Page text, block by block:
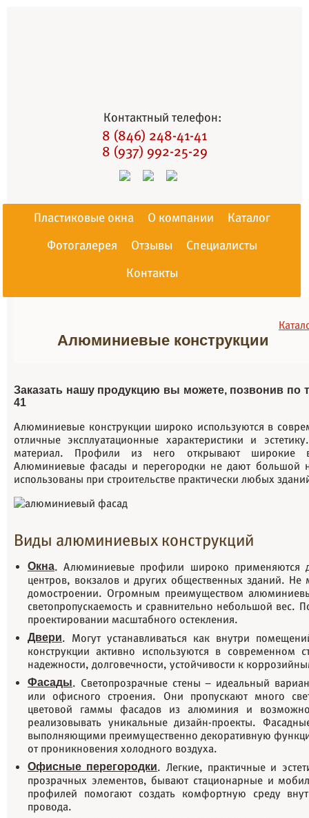
Контактный телефон:
8 (846) 248-41-41
8 (937) 992-25-29
Пластиковые окна О компании
Каталог
Фотогалерея
Отзывы
Специалисты
Контакты
Алюминиевые конструкции
Заказать нашу продукцию вы можете, позвонив по
41
Алюминиевые конструкции широко используются в
отличные эксплуатационные характеристики и
материал. Профили из него открывают широкие
Алюминиевые фасады и перегородки не дают большой
использованы при строительстве практически любых
Виды алюминиевых конструкций
Окна. Алюминиевые профили широко применяются
центров, вокзалов и других общественных зданий.
домостроении. Огромным преимуществом
светопропускаемость и сравнительно небольшой вес.
проектировании масштабного остекления.
Двери. Могут устанавливаться как внутри
конструкции активно используются в современном
надежности, долговечности, устойчивости к
Фасады. Светопрозрачные стены – идеальный
или офисного строения. Они пропускают много
цветовой гаммы фасадов из алюминия и
реализовывать уникальные дизайн-проекты.
выполняющими преимущественно декоративную
от проникновения холодного воздуха.
Офисные перегородки. Легкие, практичные и
прозрачных элементов, бывают стационарные и
профилей помогают создать комфортную среду
провода.